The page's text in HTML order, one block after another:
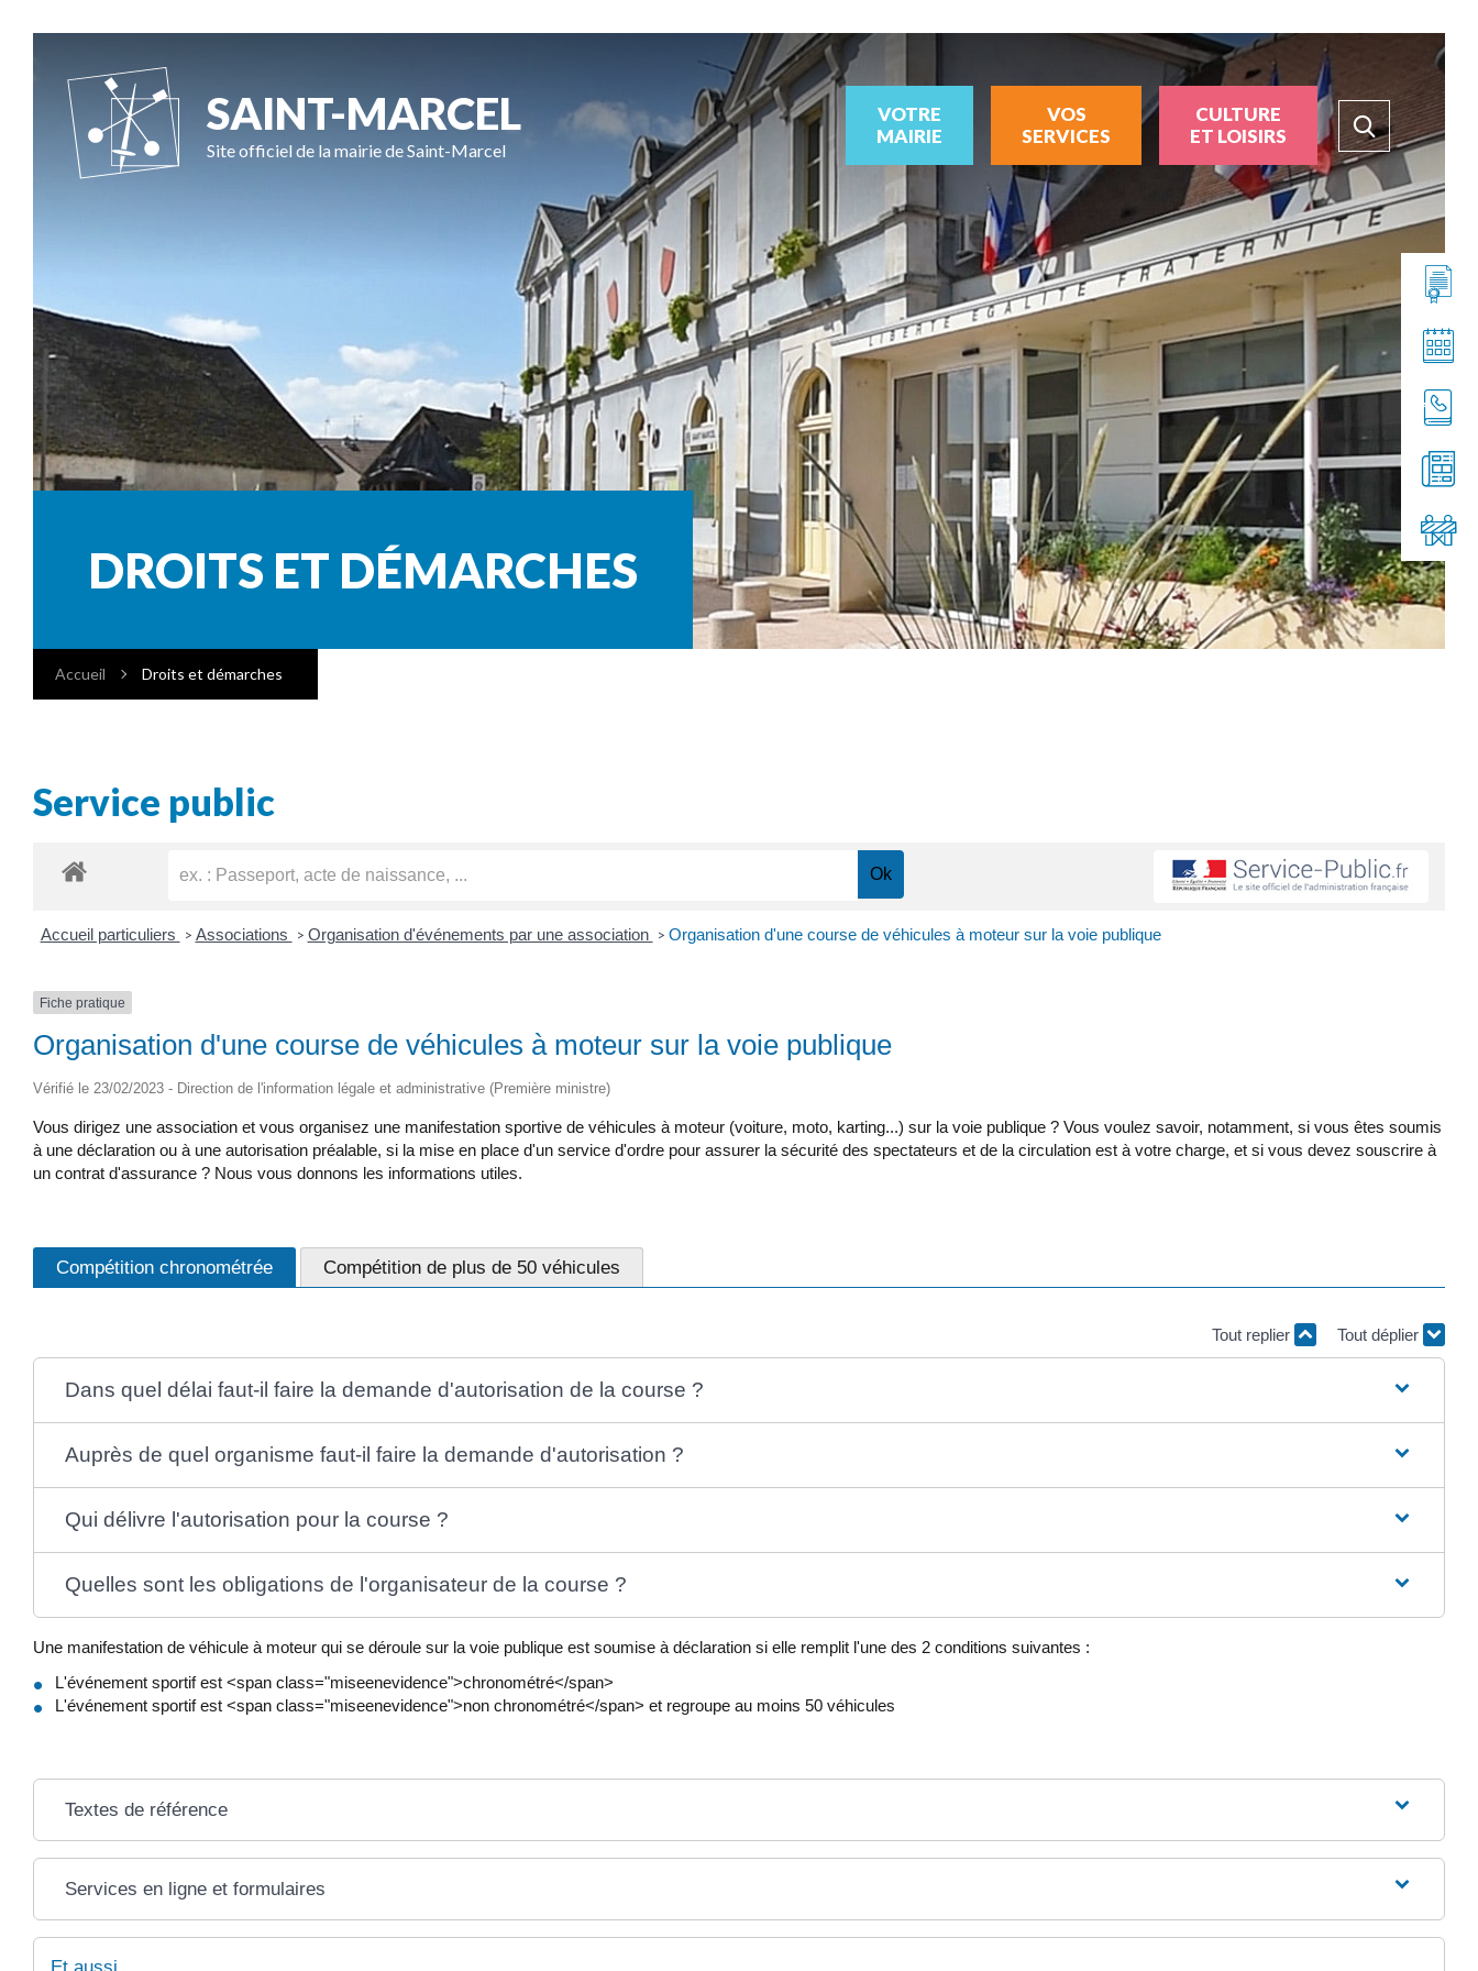
SAINT-MARCEL
Site officiel de la mairie de Saint-Marcel
VOTRE
MAIRIE
VOS
SERVICES
CULTURE
ET LOISIRS
DROITS ET DÉMARCHES
Accueil Droits et démarches
Service public
Accueil particuliers > Associations > Organisation d'événements par une association > Organisation d'une course de véhicules à moteur sur la voie publique
Fiche pratique
Organisation d'une course de véhicules à moteur sur la voie publique
Vérifié le 23/02/2023 - Direction de l'information légale et administrative (Première ministre)
Vous dirigez une association et vous organisez une manifestation sportive de véhicules à moteur (voiture, moto, karting...) sur la voie publique ? Vous voulez savoir, notamment, si vous êtes soumis
à une déclaration ou à une autorisation préalable, si la mise en place d'un service d'ordre pour assurer la sécurité des spectateurs et de la circulation est à votre charge, et si vous devez souscrire à
un contrat d'assurance ? Nous vous donnons les informations utiles.
Compétition chronométrée Compétition de plus de 50 véhicules
Tout replier Tout déplier
Dans quel délai faut-il faire la demande d'autorisation de la course ?
Auprès de quel organisme faut-il faire la demande d'autorisation ?
Qui délivre l'autorisation pour la course ?
Quelles sont les obligations de l'organisateur de la course ?
Une manifestation de véhicule à moteur qui se déroule sur la voie publique est soumise à déclaration si elle remplit l'une des 2 conditions suivantes :
L'événement sportif est <span class="miseenevidence">chronométré</span>
L'événement sportif est <span class="miseenevidence">non chronométré</span> et regroupe au moins 50 véhicules
Textes de référence
Services en ligne et formulaires
Et aussi